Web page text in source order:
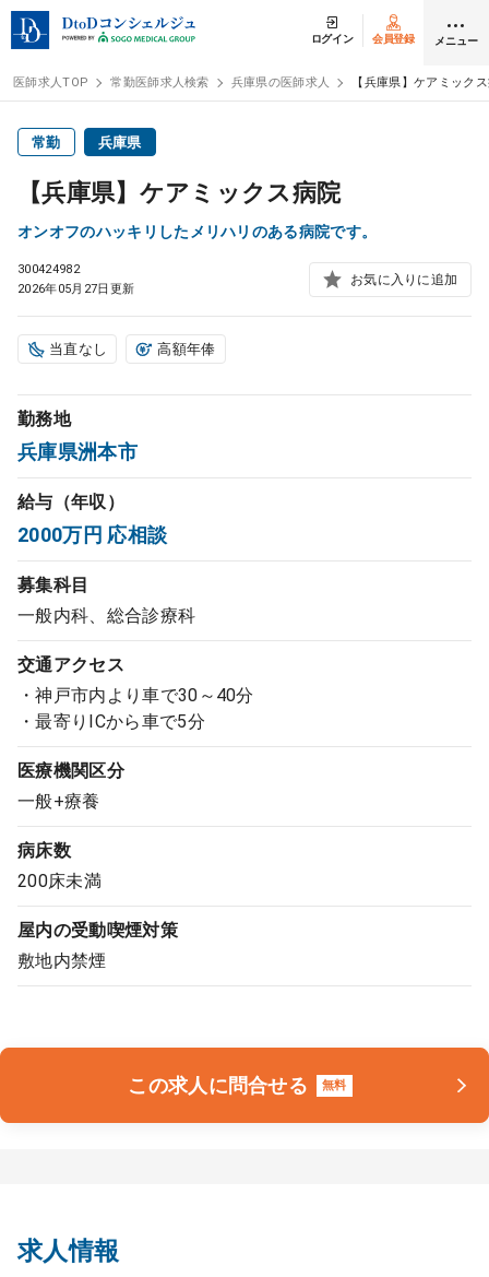
ログイン 会員登録 メニュー
医師求人
常勤検索
非常勤検索 アルバイト
スポット検索 アルバイト
DtoDの転職・アルバイト支援
コンサルタント
成功事例
転職ノウハウ
受付時間 9:00 ～ 18:00
0120-337-613
クリニック開業
医師求人TOP 常勤医師求人検索 兵庫県の医師求人 【兵庫県】ケアミック
常勤 兵庫県
【兵庫県】ケアミックス病院
オンオフのハッキリしたメリハリのある病院です。
300424982
2026年05月27日更新
お気に入りに追加
当直なし 高額年俸
勤務地
兵庫県洲本市
給与（年収）
2000万円 応相談
募集科目
一般内科、総合診療科
交通アクセス
・神戸市内より車で30～40分
・最寄りICから車で5分
医療機関区分
一般+療養
病床数
200床未満
屋内の受動喫煙対策
敷地内禁煙
この求人に問合せる 無料
求人情報